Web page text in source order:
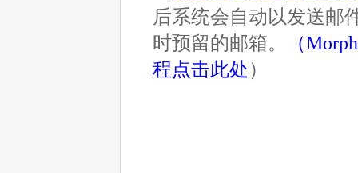
后系统会自动以发送邮
时预留的邮箱。
（
程点击此处 ）